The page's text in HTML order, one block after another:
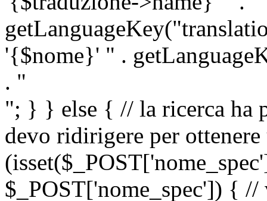
'{$nome}' " .
. "
"; } } else { // la ricerca ha
devo ridirigere per
$_POST['nome_spec']) {